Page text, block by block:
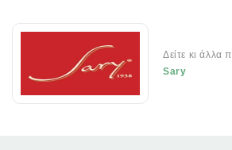
Δείτε κι άλλα
Sary